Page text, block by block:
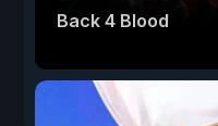
Back 4 Blood